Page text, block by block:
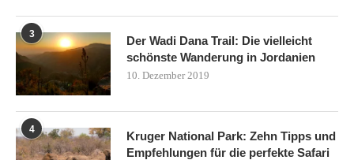
3
Der Wadi Dana Trail: Die vielleicht
schönste Wanderung in Jordanien
10. Dezember 2019
4
Kruger National Park: Zehn Tipps und
Empfehlungen für die perfekte Safari